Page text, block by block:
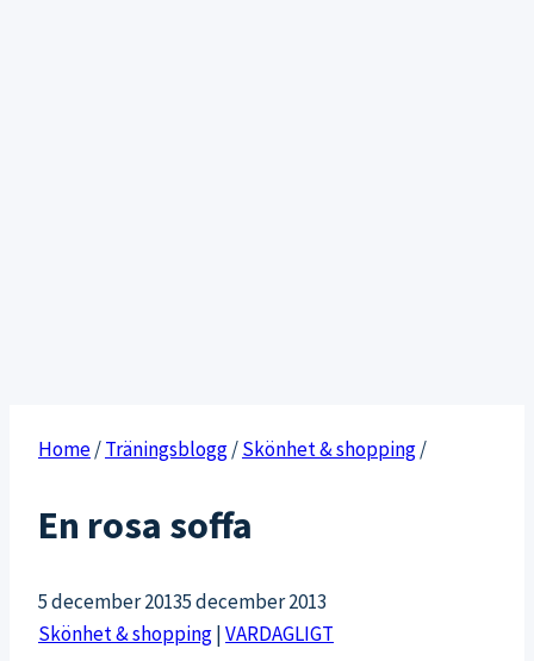
Home/Träningsblogg/Skönhet & shopping/
En rosa soffa
5 december 20135 december 2013
Skönhet & shopping|VARDAGLIGT